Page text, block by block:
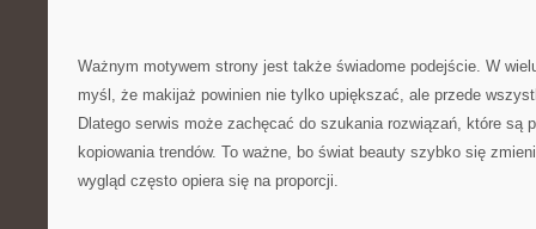
Ważnym motywem strony jest także świadome podejście. W
myśl, że makijaż powinien nie tylko upiększać, ale przede
Dlatego serwis może zachęcać do szukania rozwiązań, które są
kopiowania trendów. To ważne, bo świat beauty szybko się
wygląd często opiera się na proporcji.